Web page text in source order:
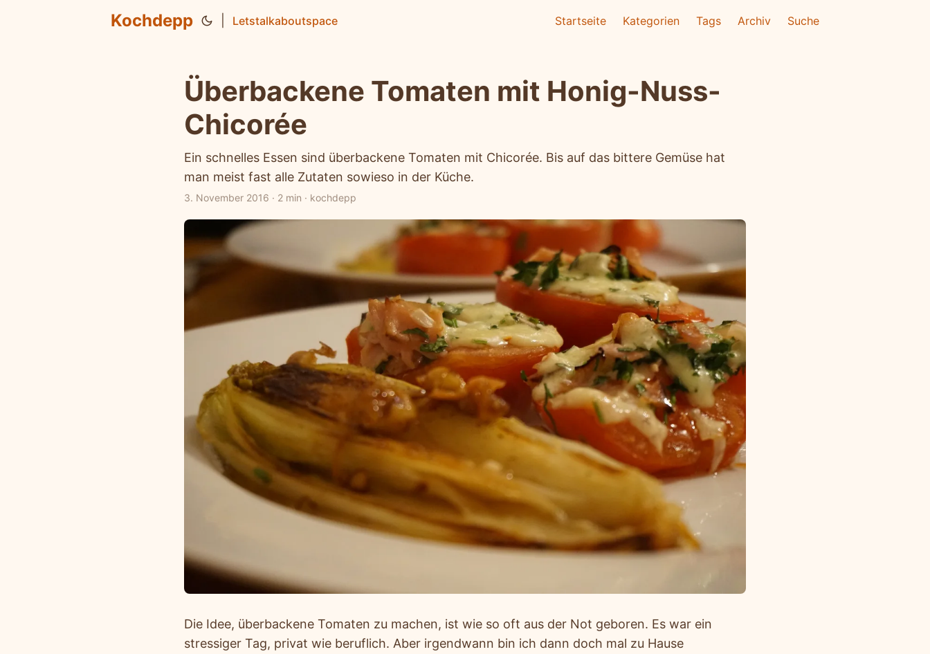
Kochdepp Letstalkaboutspace Startseite Kategorien Tags Archiv Suche
Überbackene Tomaten mit Honig-Nuss-
Chicorée
Ein schnelles Essen sind überbackene Tomaten mit Chicorée. Bis auf das bittere Gemüse hat
man meist fast alle Zutaten sowieso in der Küche.
3. November 2016 · 2 min · kochdepp
Die Idee, überbackene Tomaten zu machen, ist wie so oft aus der Not geboren. Es war ein
stressiger Tag, privat wie beruflich. Aber irgendwann bin ich dann doch mal zu Hause